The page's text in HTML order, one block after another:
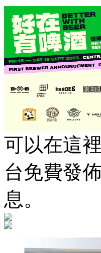
可以在這
台免費發
息。